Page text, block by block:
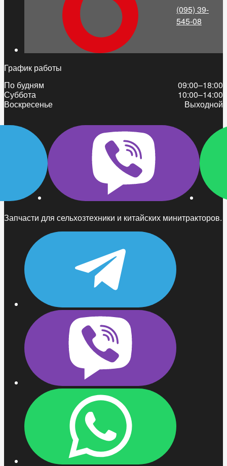
Запчасти для сельхозтехники и китайских минитракторов.
(095) 39-
545-08
График работы
По будням
09:00–18:00
Суббота
10:00–14:00
Воскресенье
Выходной